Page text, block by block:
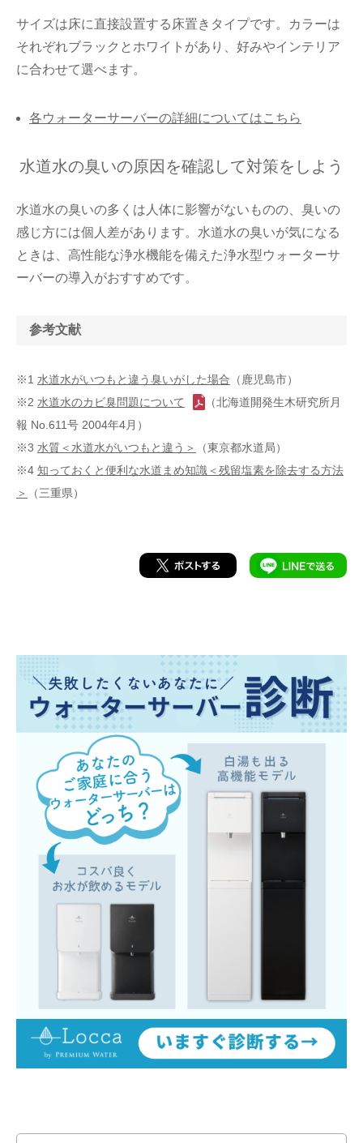
サイズは床に直接設置する床置きタイプです。カラーは
それぞれブラックとホワイトがあり、好みやインテリア
に合わせて選べます。
各ウォーターサーバーの詳細についてはこちら
水道水の臭いの原因を確認して対策をしよう
水道水の臭いの多くは人体に影響がないものの、臭いの
感じ方には個人差があります。水道水の臭いが気になる
ときは、高性能な浄水機能を備えた浄水型ウォーターサ
ーバーの導入がおすすめです。
参考文献
※1 水道水がいつもと違う臭いがした場合 （鹿児島市）
※2 水道水のカビ臭問題について
（北海道開発生木研究所月
報 No.611号 2004年4月）
※3 水質＜水道水がいつもと違う＞
（東京都水道局）
※4 知っておくと便利な水道まめ知識＜残留塩素を除去する方法
＞
（三重県）